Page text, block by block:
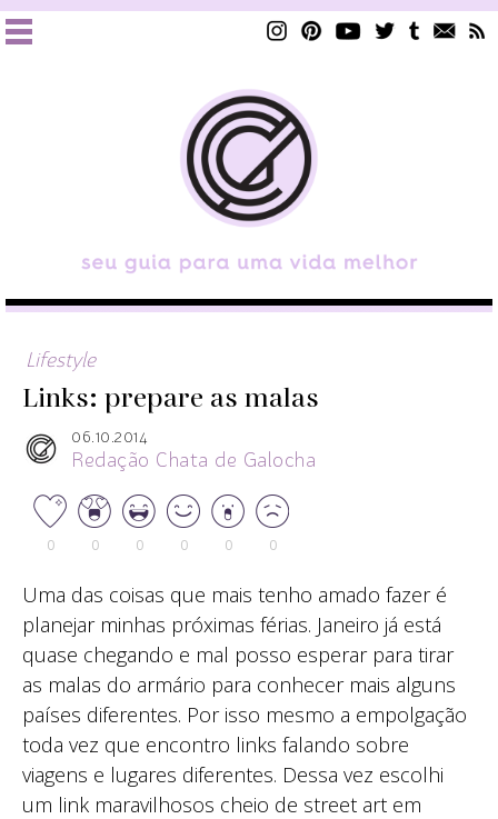
Lifestyle
Links: prepare as malas
06.10.2014
Redação Chata de Galocha
0 0 0 0 0 0
Uma das coisas que mais tenho amado fazer é
planejar minhas próximas férias. Janeiro já está
quase chegando e mal posso esperar para tirar
as malas do armário para conhecer mais alguns
países diferentes. Por isso mesmo a empolgação
toda vez que encontro links falando sobre
viagens e lugares diferentes. Dessa vez escolhi
um link maravilhosos cheio de street art em